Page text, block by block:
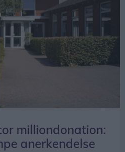
milliondonation:
anerkendelse